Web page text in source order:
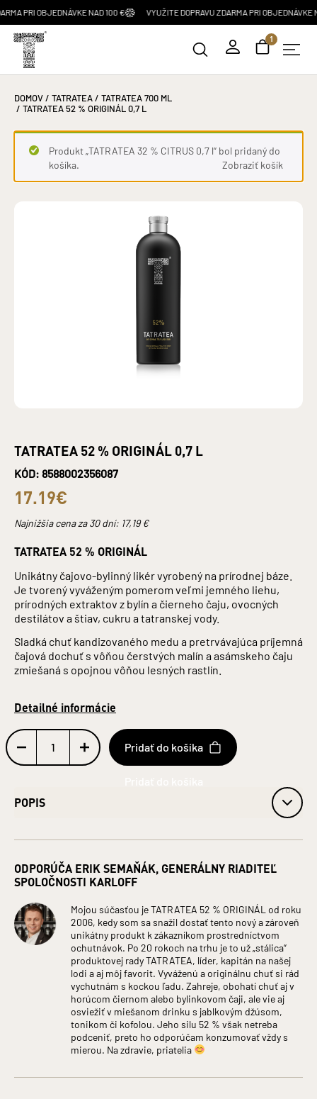
OBJEDNÁVKE NAD 100 € VYUŽITE DOPRAVU ZDARMA PRI OBJEDNÁVKE NAD
1
DOMOV/ TATRATEA/ TATRATEA 700 ML
/ TATRATEA 52 % ORIGINÁL 0,7 L
Produkt „TATRATEA 32 % CITRUS 0,7 l“ bol pridaný do
košíka.
Zobraziť košík
TATRATEA 52 % ORIGINÁL 0,7 L
KÓD: 8588002356087
17.19€
Najnižšia cena za 30 dní: 17,19€
TATRATEA 52 % ORIGINÁL
Unikátny čajovo-bylinný likér vyrobený na prírodnej báze.
Je tvorený vyváženým pomerom veľmi jemného liehu,
prírodných extraktov z bylín a čierneho čaju, ovocných
destilátov a štiav, cukru a tatranskej vody.
Sladká chuť kandizovaného medu a pretrvávajúca príjemná
čajová dochuť s vôňou čerstvých malín a asámskeho čaju
zmiešaná s opojnou vôňou lesných rastlín.
Detailné informácie
Pridať do košíka
POPIS
Obj. 52 % alk.
Fľaša: Sklo
Objem: 0,7 l
ZLOŽENIE: LIEH, VODA, CUKOR, MACERÁTY (BYLINNÉ,
ČAJOVÉ), KONCENTRÁTY (JABLKOVÝ, HROZNOVÝ,
CITRÓNOVÝ), ARÓMY, DESTILÁTY (VÍNNY, SLIVKOVÝ),
FARBIVO: OBYČAJNÝ KARAMEL
Krajina pôvodu: Slovensko
Druh alkoholu: Likéry
Hlavná zložka produktu: LIEH
Krajina pôvodu základnej zložky: Česká republika
Bezpečnostné informácie: Zákaz predaja alkoholických
nápojov osobám mladším ako 18 rokov a osobám zjavne
ovplyvneným alkoholom. §3 ods. 2 zákona č. 219/1996 Z.z. o
zriaďovaní a prevádzke protialkoholických záchytných
ODPORÚČA ERIK SEMAŇÁK, GENERÁLNY RIADITEĽ
SPOLOČNOSTI KARLOFF
Mojou súčasťou je TATRATEA 52 % ORIGINÁL od roku
2006, kedy som sa snažil dostať tento nový a zároveň
unikátny produkt k zákazníkom prostredníctvom
ochutnávok. Po 20 rokoch na trhu je to už „stálica“
produktovej rady TATRATEA, líder, kapitán na našej
lodi a aj môj favorit. Vyváženú a originálnu chuť si rád
vychutnám s kockou ľadu. Zahreje, obohatí chuť aj v
horúcom čiernom alebo bylinkovom čaji, ale vie aj
osviežiť v miešanom drinku s jablkovým džúsom,
tonikom či kofolou. Jeho silu 52 % však netreba
podceniť, preto ho odporúčam konzumovať vždy s
mierou. Na zdravie, priatelia